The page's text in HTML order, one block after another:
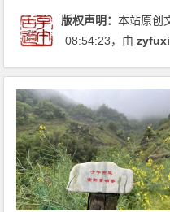
版权声明：本站原创
08:54:23，由